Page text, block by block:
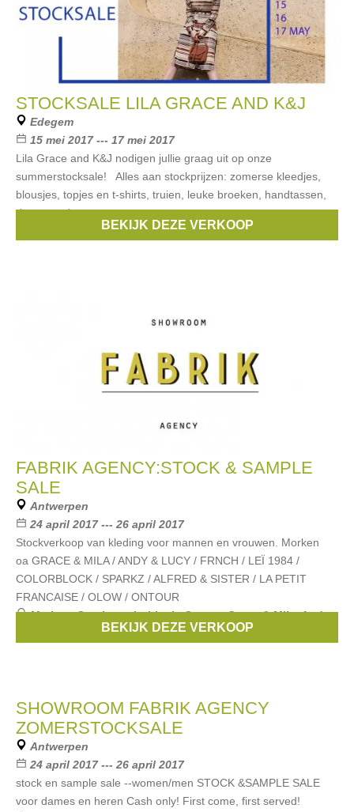
STOCKSALE LILA GRACE AND K&J
Edegem
15 mei 2017 --- 17 mei 2017
Lila Grace and K&J nodigen jullie graag uit op onze
summerstocksale! Alles aan stockprijzen: zomerse kleedjes,
blousjes, topjes en t-shirts, truien, leuke broeken, handtassen,
riemen, schoenen,
,Ichi,INWEAR,Saint Tropez
BEKIJK DEZE VERKOOP
FABRIK AGENCY:STOCK & SAMPLE
SALE
Antwerpen
24 april 2017 --- 26 april 2017
Stockverkoop van kleding voor mannen en vrouwen. Morken
oa GRACE & MILA / ANDY & LUCY / FRNCH / LEÏ 1984 /
COLORBLOCK / SPARKZ / ALFRED & SISTER / LA PETIT
FRANCAISE / OLOW / ONTOUR
Merken:Sparkz,colorblock,Ontour,Grace & Mila,Andy
BEKIJK DEZE VERKOOP
SHOWROOM FABRIK AGENCY
ZOMERSTOCKSALE
Antwerpen
24 april 2017 --- 26 april 2017
stock en sample sale --women/men STOCK &SAMPLE SALE
voor dames en heren Cash only! First come, first served!